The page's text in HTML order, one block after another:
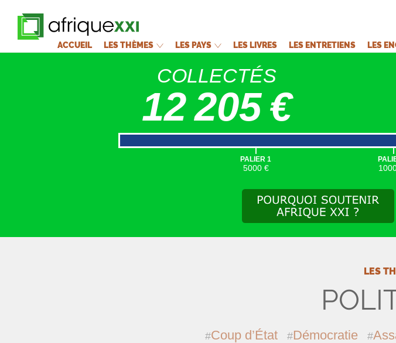
ACCUEIL LES THÈMES LES PAYS LES LIVRES LES ENTRETIENS LES
COLLECTÉS
12 205 €
|
PALIER 1
5000 €
|
LES
Coup d’État Démocratie